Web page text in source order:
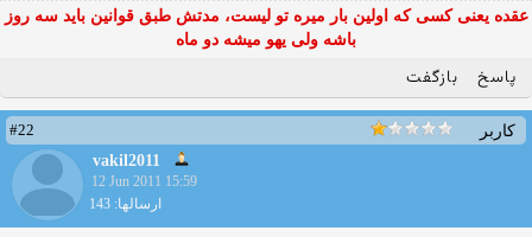
عقده یعنی کسی که اولین بار میره تو لیست، مدتش طبق قوانین باید سه روز
باشه ولی یهو میشه دو ماه
پاسخ بازگفت
کاربر
#22
vakil2011
12 Jun 2011 15:59
ارسالها: 143